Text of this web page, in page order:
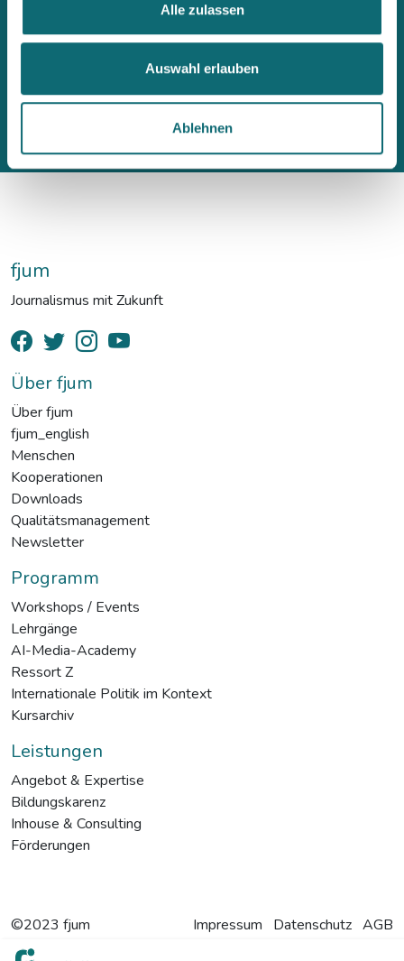
Alle zulassen
Auswahl erlauben
Ablehnen
fjum
Journalismus mit Zukunft
Über fjum
Über fjum
fjum_english
Menschen
Kooperationen
Downloads
Qualitätsmanagement
Newsletter
Programm
Workshops / Events
Lehrgänge
AI-Media-Academy
Ressort Z
Internationale Politik im Kontext
Kursarchiv
Leistungen
Angebot & Expertise
Bildungskarenz
Inhouse & Consulting
Förderungen
Impressum Datenschutz AGB
©2023 fjum